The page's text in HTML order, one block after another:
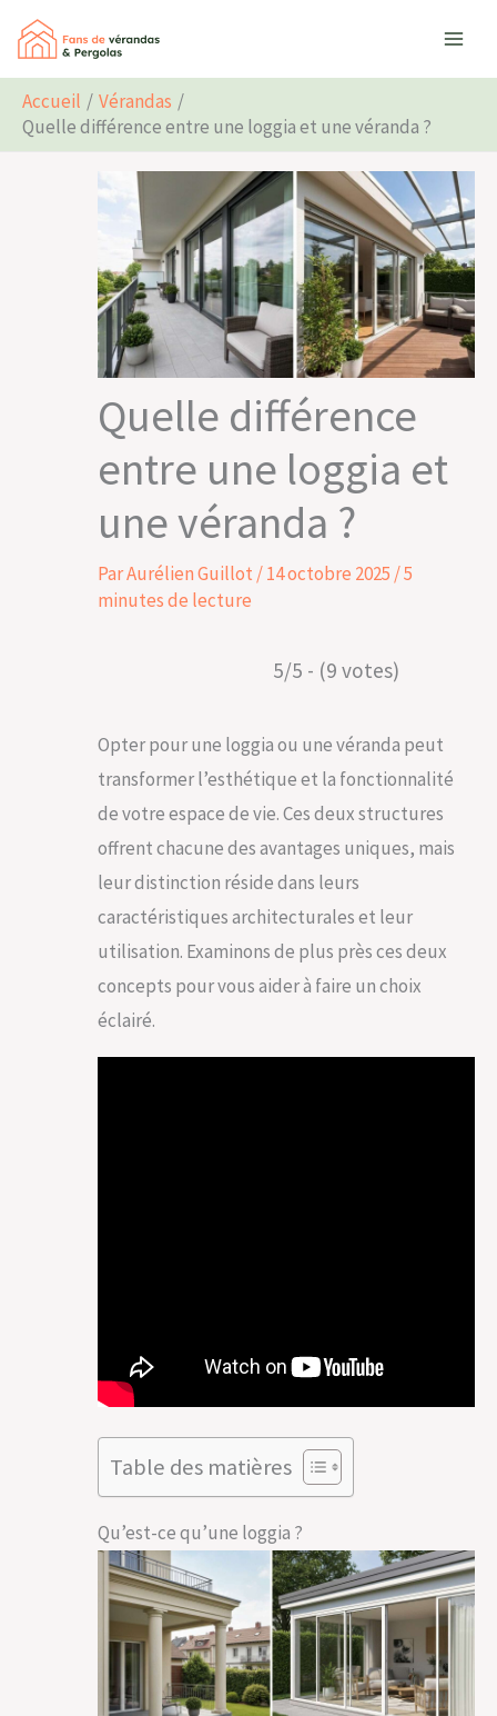
Aller
contenu
Accueil
Vérandas
Quelle différence entre une loggia et une véranda ?
Quelle différence
entre une loggia et
une véranda ?
ParAurélien Guillot /14 octobre 2025 /5
minutes de lecture
5/5 - (9 votes)
Opter pour une loggia ou une véranda peut
transformer l’esthétique et la fonctionnalité
de votre espace de vie. Ces deux structures
offrent chacune des avantages uniques, mais
leur distinction réside dans leurs
caractéristiques architecturales et leur
utilisation. Examinons de plus près ces deux
concepts pour vous aider à faire un choix
éclairé.
Table des matières
Qu’est-ce qu’une loggia ?
Rechercher